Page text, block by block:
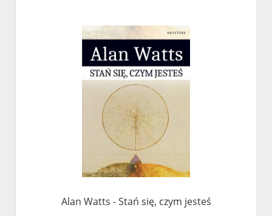
Alan Watts - Stań się, czym jesteś